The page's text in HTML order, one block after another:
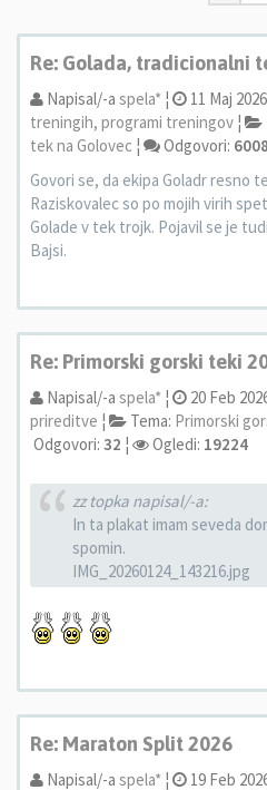
Re: Golada, tradicionalni
Napisal/-a spela* ¦ 11 Maj
treningih, programi treningov ¦
tek na Golovec ¦ Odgovori: 6008
Govori se, da ekipa Goladr resno
Raziskovalec so po mojih virih
Golade v tek trojk. Pojavil se je
Bajsi.
Re: Primorski gorski teki
Napisal/-a spela* ¦ 20 Feb
prireditve ¦ Tema: Primorski
Odgovori: 32 ¦ Ogledi: 19224
zz topka napisal/-a:
In ta plakat imam seveda
spomin.
IMG_20260124_143216.jpg
Re: Maraton Split 2026
Napisal/-a spela* ¦ 19 Feb